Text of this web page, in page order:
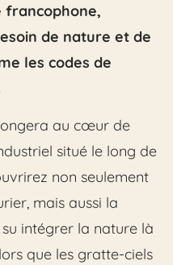
francophone,
de nature et de
les codes de
au cœur de
situé le long de
non seulement
mais aussi la
intégrer la nature là
que les gratte-ciels